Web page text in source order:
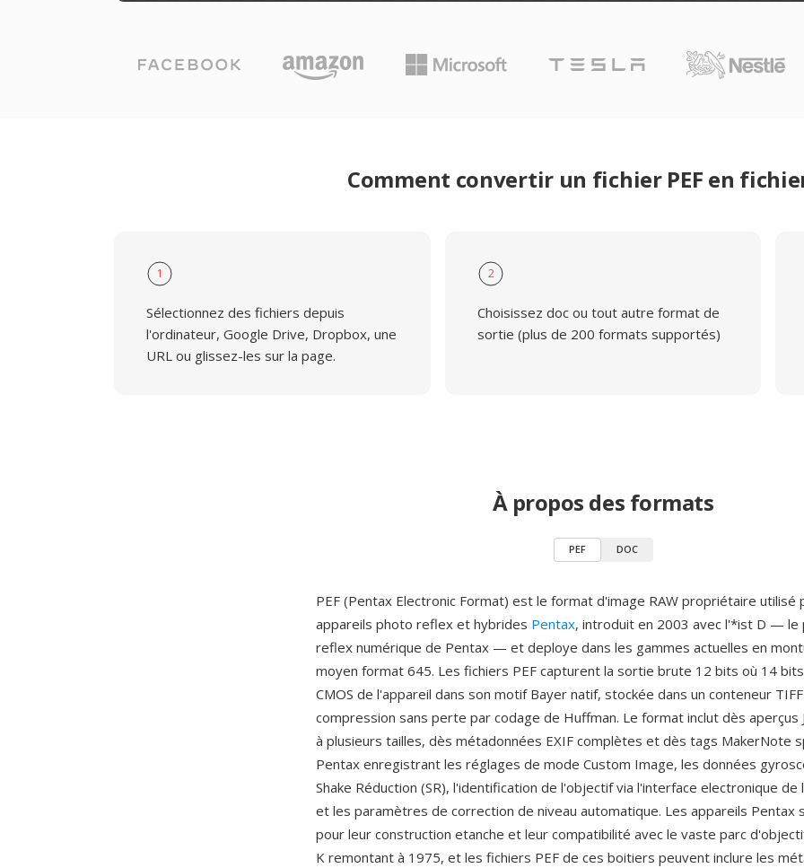
Comment convertir un fichier PEF en
1
Sélectionnez des fichiers depuis
l'ordinateur, Google Drive, Dropbox, une
URL ou glissez-les sur la page.
2
Choisissez doc ou tout autre format de
sortie (plus de 200 formats supportés)
À propos des formats
PEF DOC
PEF (Pentax Electronic Format) est le format d'image RAW propriétaire utilisé
appareils photo reflex et hybrides Pentax, introduit en 2003 avec l'*ist D — le
reflex numérique de Pentax — et deploye dans les gammes actuelles en
moyen format 645. Les fichiers PEF capturent la sortie brute 12 bits où 14
CMOS de l'appareil dans son motif Bayer natif, stockée dans un conteneur
compression sans perte par codage de Huffman. Le format inclut dès aperçus
à plusieurs tailles, dès métadonnées EXIF complètes et dès tags MakerNote
Pentax enregistrant les réglages de mode Custom Image, les données
Shake Réduction (SR), l'identification de l'objectif via l'interface electronique de
et les paramètres de correction de niveau automatique. Les appareils Pentax
pour leur construction etanche et leur compatibilité avec le vaste parc
K remontant à 1975, et les fichiers PEF de ces boitiers peuvent inclure les